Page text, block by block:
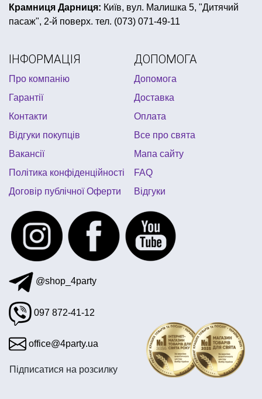
день народження в стилі крижане серце
вечірка в стилі 80
товари для свята на випускний
день народження в стилі тачки
день народження в стилі футбол
Крамниця Дарниця: Київ, вул. Малишка 5, "Дитячий
пасаж", 2-й поверх. тел. (073) 071-49-11
ІНФОРМАЦІЯ
Про компанію
Гарантії
Контакти
Відгуки покупців
Вакансії
Політика конфіденційності
Договір публічної Оферти
ДОПОМОГА
Допомога
Доставка
Оплата
Все про свята
Мапа сайту
FAQ
Відгуки
@shop_4party
097 872-41-12
office@4party.ua
Підписатися на розсилку